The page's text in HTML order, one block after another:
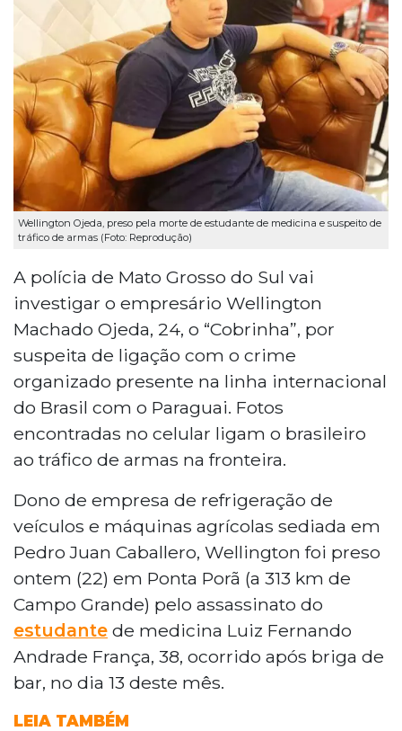
Wellington Ojeda, preso pela morte de estudante de medicina e suspeito de
tráfico de armas (Foto: Reprodução)
A polícia de Mato Grosso do Sul vai
investigar o empresário Wellington
Machado Ojeda, 24, o “Cobrinha”, por
suspeita de ligação com o crime
organizado presente na linha internacional
do Brasil com o Paraguai. Fotos
encontradas no celular ligam o brasileiro
ao tráfico de armas na fronteira.
Dono de empresa de refrigeração de
veículos e máquinas agrícolas sediada em
Pedro Juan Caballero, Wellington foi preso
ontem (22) em Ponta Porã (a 313 km de
Campo Grande) pelo assassinato do
estudante de medicina Luiz Fernando
Andrade França, 38, ocorrido após briga de
bar, no dia 13 deste mês.
LEIA TAMBÉM